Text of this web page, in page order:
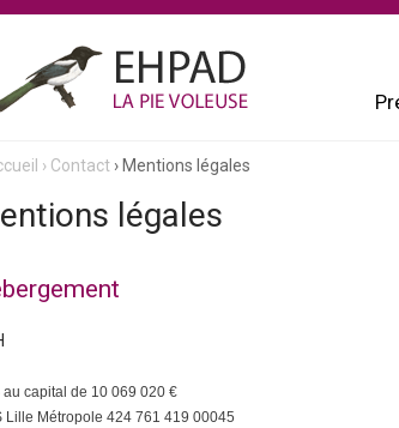
› Contact › Mentions légales
légales
au capital de 10 069 020 €
Lille Métropole 424 761 419 00045